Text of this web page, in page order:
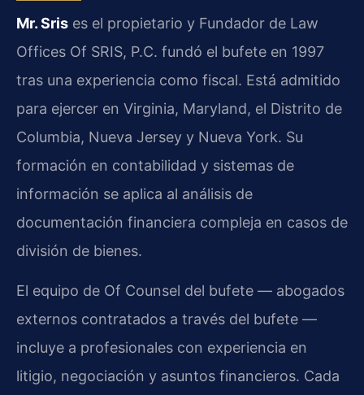
Mr. Sris es el propietario y Fundador de Law
Offices Of SRIS, P.C. fundó el bufete en 1997
tras una experiencia como fiscal. Está admitido
para ejercer en Virginia, Maryland, el Distrito de
Columbia, Nueva Jersey y Nueva York. Su
formación en contabilidad y sistemas de
información se aplica al análisis de
documentación financiera compleja en casos de
división de bienes.
El equipo de Of Counsel del bufete — abogados
externos contratados a través del bufete —
incluye a profesionales con experiencia en
litigio, negociación y asuntos financieros. Cada